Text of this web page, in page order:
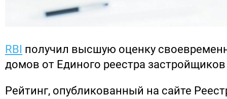
RBI получил высшую оценку
домов от Единого реестра
Рейтинг, опубликованный на сайте